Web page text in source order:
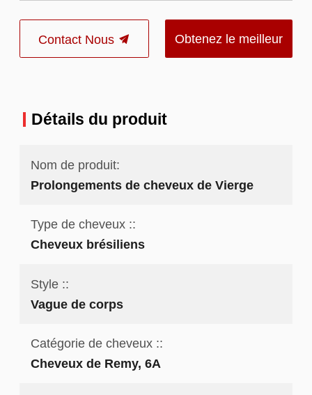
Contact Nous Obtenez le meilleur
Détails du produit
Nom de produit:
Prolongements de cheveux de Vierge
Type de cheveux ::
Cheveux brésiliens
Style ::
Vague de corps
Catégorie de cheveux ::
Cheveux de Remy, 6A